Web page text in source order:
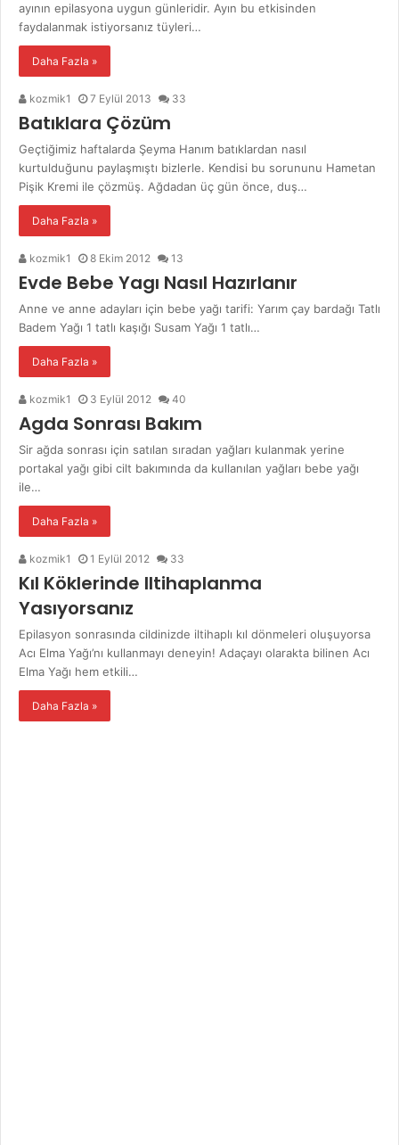
ayının epilasyona uygun günleridir. Ayın bu etkisinden
faydalanmak istiyorsanız tüyleri…
Daha Fazla »
kozmik1 7 Eylül 2013 33
Batıklara Çözüm
Geçtiğimiz haftalarda Şeyma Hanım batıklardan nasıl
kurtulduğunu paylaşmıştı bizlerle. Kendisi bu sorununu Hametan
Pişik Kremi ile çözmüş. Ağdadan üç gün önce, duş…
Daha Fazla »
kozmik1 8 Ekim 2012 13
Evde Bebe Yagı Nasıl Hazırlanır
Anne ve anne adayları için bebe yağı tarifi: Yarım çay bardağı Tatlı
Badem Yağı 1 tatlı kaşığı Susam Yağı 1 tatlı…
Daha Fazla »
kozmik1 3 Eylül 2012 40
Agda Sonrası Bakım
Sir ağda sonrası için satılan sıradan yağları kulanmak yerine
portakal yağı gibi cilt bakımında da kullanılan yağları bebe yağı
ile…
Daha Fazla »
kozmik1 1 Eylül 2012 33
Kıl Köklerinde Iltihaplanma
Yasıyorsanız
Epilasyon sonrasında cildinizde iltihaplı kıl dönmeleri oluşuyorsa
Acı Elma Yağı’nı kullanmayı deneyin! Adaçayı olarakta bilinen Acı
Elma Yağı hem etkili…
Daha Fazla »